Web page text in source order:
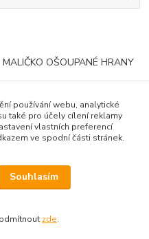
OŠOUPANÉ HRANY
používání webu, analytické
také pro účely cílení reklamy
vlastních preferencí
ve spodní části stránek.
Souhlasím
zde.